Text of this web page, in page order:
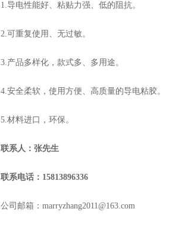
1.导电性能好、粘贴力强、低的阻抗。
2.可重复使用、无过敏。
3.产品多样化，款式多、多用途。
4.安全柔软，使用方便、高质量的导电粘胶。
5.材料进口，环保。
联系人：张先生
联系电话：15813896336
公司邮箱：marryzhang2011@163.com